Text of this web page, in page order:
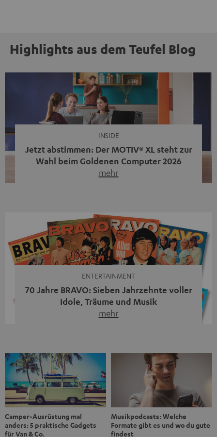
Highlights aus dem Teufel Blog
INSIDE
Jetzt abstimmen: Der MOTIV® XL steht zur
Wahl beim Goldenen Computer 2026
mehr
Streaming-System vereint hochwertige HiFi-Technik,
moderne Streaming-Funktionen und hohe Flexibilität in
einem einzigen Gerät – und zeigt, dass man für großen
Sound heute keine klassische HiFi-Anlage mehr braucht.
ENTERTAINMENT
70 Jahre BRAVO: Sieben Jahrzehnte voller
Idole, Träume und Musik
mehr
1956 begleitet das Magazin Jugendliche durch Rock und
Pop, kleine Schwärmereien und große Fragen. Zum 70.
Jubiläum werfen wir einen Blick zurück. Vom Filmheft zur
Jugendmarke: Wie die BRAVO ihren Ton fand Als die […]
Camper-Ausrüstung mal
anders: 5 praktische Gadgets
für Van & Co.
Musikpodcasts: Welche
Formate gibt es und wo du gute
findest